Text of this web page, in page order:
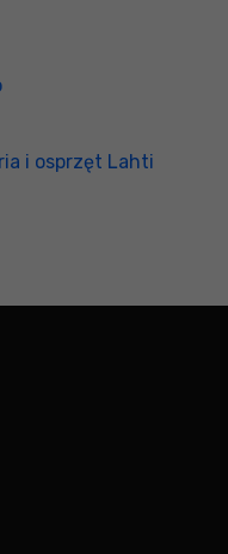
i osprzęt Lahti